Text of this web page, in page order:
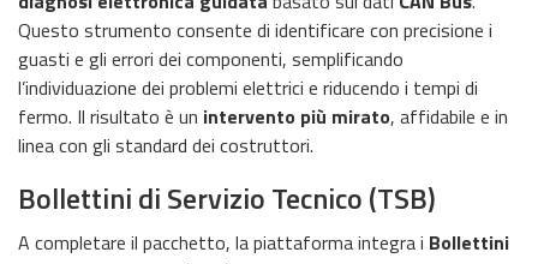
Questo strumento consente di identificare con precisione i
guasti e gli errori dei componenti, semplificando
l’individuazione dei problemi elettrici e riducendo i tempi di
fermo. Il risultato è un intervento più mirato, affidabile e in
linea con gli standard dei costruttori.
Bollettini di Servizio Tecnico (TSB)
A completare il pacchetto, la piattaforma integra i Bollettini